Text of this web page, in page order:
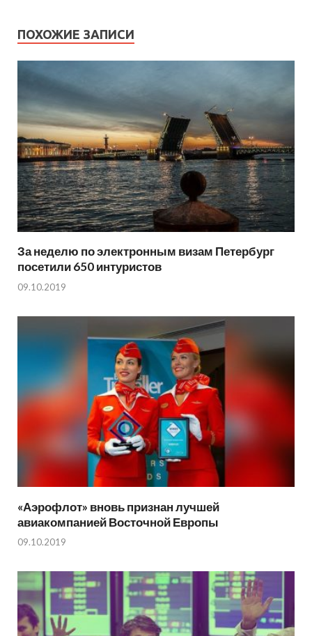
ПОХОЖИЕ ЗАПИСИ
За неделю по электронным визам Петербург
посетили 650 интуристов
09.10.2019
«Аэрофлот» вновь признан лучшей
авиакомпанией Восточной Европы
09.10.2019